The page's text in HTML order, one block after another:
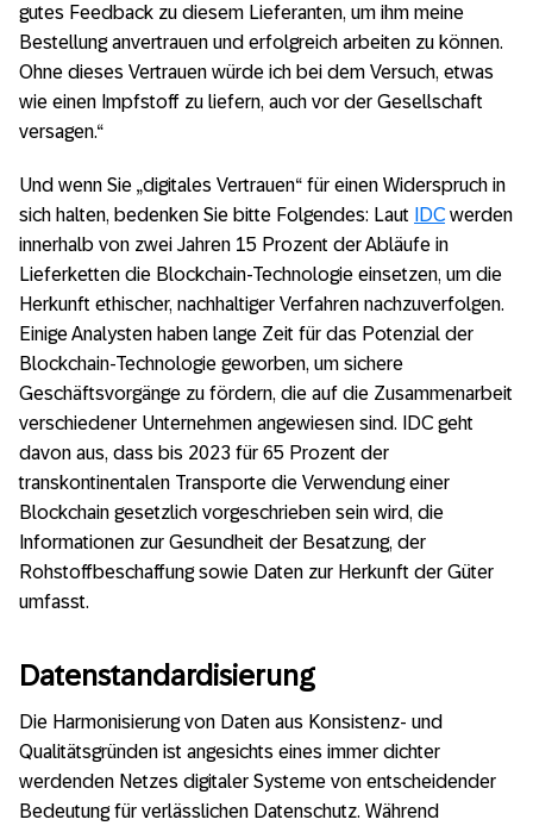
gutes Feedback zu diesem Lieferanten, um ihm meine
Bestellung anvertrauen und erfolgreich arbeiten zu können.
Ohne dieses Vertrauen würde ich bei dem Versuch, etwas
wie einen Impfstoff zu liefern, auch vor der Gesellschaft
versagen.“
Und wenn Sie „digitales Vertrauen“ für einen Widerspruch in
sich halten, bedenken Sie bitte Folgendes: Laut
IDC werden
innerhalb von zwei Jahren 15 Prozent der Abläufe in
Lieferketten die Blockchain-Technologie einsetzen, um die
Herkunft ethischer, nachhaltiger Verfahren nachzuverfolgen.
Einige Analysten haben lange Zeit für das Potenzial der
Blockchain-Technologie geworben, um sichere
Geschäftsvorgänge zu fördern, die auf die Zusammenarbeit
verschiedener Unternehmen angewiesen sind. IDC geht
davon aus, dass bis 2023 für 65 Prozent der
transkontinentalen Transporte die Verwendung einer
Blockchain gesetzlich vorgeschrieben sein wird, die
Informationen zur Gesundheit der Besatzung, der
Rohstoffbeschaffung sowie Daten zur Herkunft der Güter
umfasst.
Datenstandardisierung
Die Harmonisierung von Daten aus Konsistenz- und
Qualitätsgründen ist angesichts eines immer dichter
werdenden Netzes digitaler Systeme von entscheidender
Bedeutung für verlässlichen Datenschutz. Während